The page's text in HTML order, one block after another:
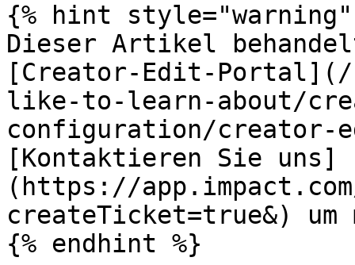
{% hint style="warning"
Dieser Artikel
[Creator-Edit-Portal](/
like-to-learn-about/
configuration/creator-
[Kontaktieren Sie uns]
(https://
createTicket=true&)
{% endhint %}